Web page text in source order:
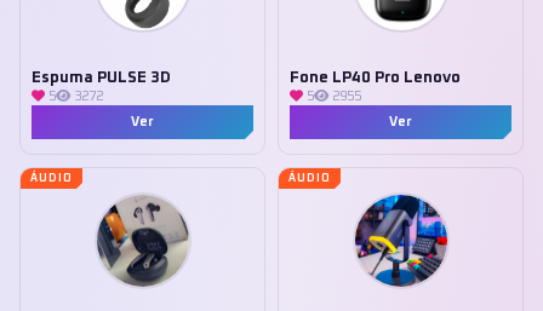
Espuma PULSE 3D
5
3272
Ver
Fone LP40 Pro Lenovo
5
2955
Ver
ÁUDIO ÁUDIO